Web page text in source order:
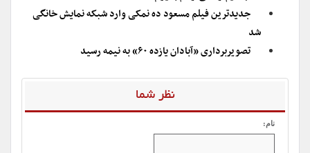
جدیدترین فیلم مسعود ده نمکی وارد شبکه نمایش خانگی
شد
تصویربرداری «آبادان یازده ۶۰» به نیمه رسید
نظر شما
نام: